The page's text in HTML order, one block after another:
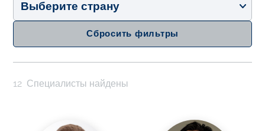
Сбросить фильтры
12 Специалисты найдены